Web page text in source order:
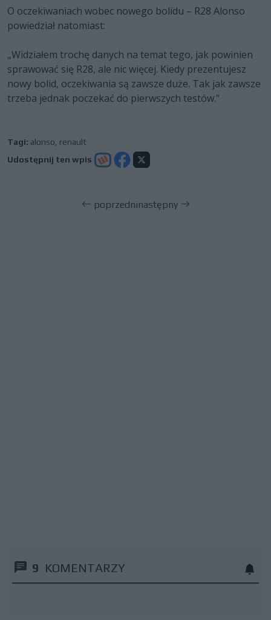
O oczekiwaniach wobec nowego bolidu – R28 Alonso
powiedział natomiast:
„Widziałem trochę danych na temat tego, jak powinien
sprawować się R28, ale nic więcej. Kiedy prezentujesz
nowy bolid, oczekiwania są zawsze duże. Tak jak zawsze
trzeba jednak poczekać do pierwszych testów.”
Tagi: alonso renault
Udostępnij ten wpis
poprzedninastępny
9 KOMENTARZY